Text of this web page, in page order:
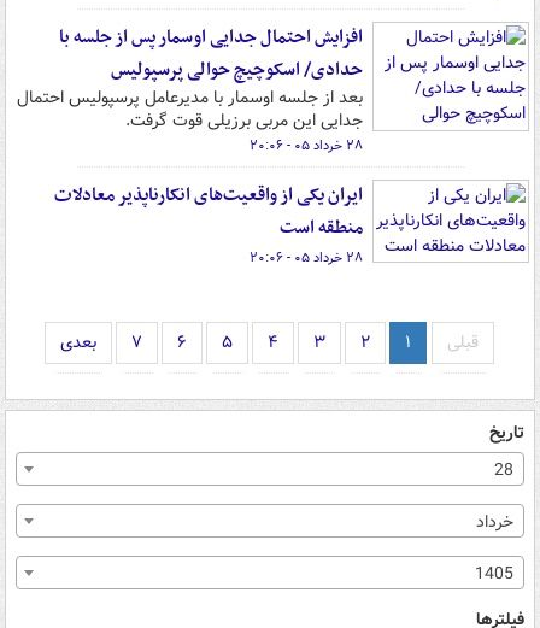
افزایش احتمال جدایی اوسمار پس از جلسه با
حدادی/ اسکوچیچ حوالی پرسپولیس
بعد از جلسه اوسمار با مدیرعامل پرسپولیس احتمال
جدایی این مربی برزیلی قوت گرفت.
۲۸ خرداد ۰۵ - ۲۰:۰۶
ایران یکی از واقعیت‌های انکارناپذیر معادلات
منطقه است
۲۸ خرداد ۰۵ - ۲۰:۰۶
قبلی ۱ ۲ ۳ ۴ ۵ ۶ ۷ بعدی
تاریخ
28
خرداد
1405
فیلترها